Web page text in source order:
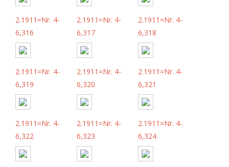
2.1911=Nr. 4-
6,316
2.1911=Nr. 4-
6,317
2.1911=Nr. 4-
6,318
2.1911=Nr. 4-
6,319
2.1911=Nr. 4-
6,320
2.1911=Nr. 4-
6,321
2.1911=Nr. 4-
6,322
2.1911=Nr. 4-
6,323
2.1911=Nr. 4-
6,324